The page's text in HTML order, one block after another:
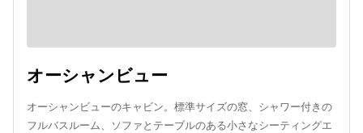
オーシャンビュー
オーシャンビューのキャビン。標準サイズの窓、シャワー付きの
フルバスルーム、ソファとテーブルのある小さなシーティングエ